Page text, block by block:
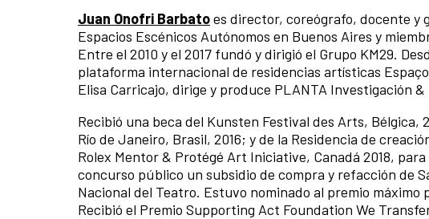
Juan Onofri Barbatoes director, coreógrafo, docente
Espacios Escénicos Autónomos en Buenos Aires y
Entre el 2010 y el 2017 fundó y dirigió el Grupo KM29.
plataforma internacional de residencias artísticas
Elisa Carricajo, dirige y produce PLANTA Investigación
Recibió una beca del Kunsten Festival des Arts,
Río de Janeiro, Brasil, 2016; y de la Residencia de
Rolex Mentor & Protégé Art Iniciative, Canadá 2018,
concurso público un subsidio de compra y refacción de
Nacional del Teatro. Estuvo nominado al premio
Recibió el Premio Supporting Act Foundation We